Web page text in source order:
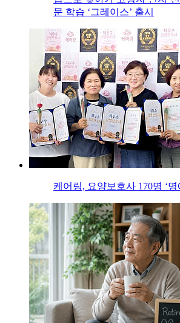
문 학습 ‘그레이스’ 출시
케어링, 요양보호사 170명 ‘